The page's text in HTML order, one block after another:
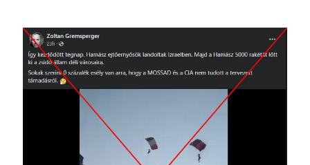
Image